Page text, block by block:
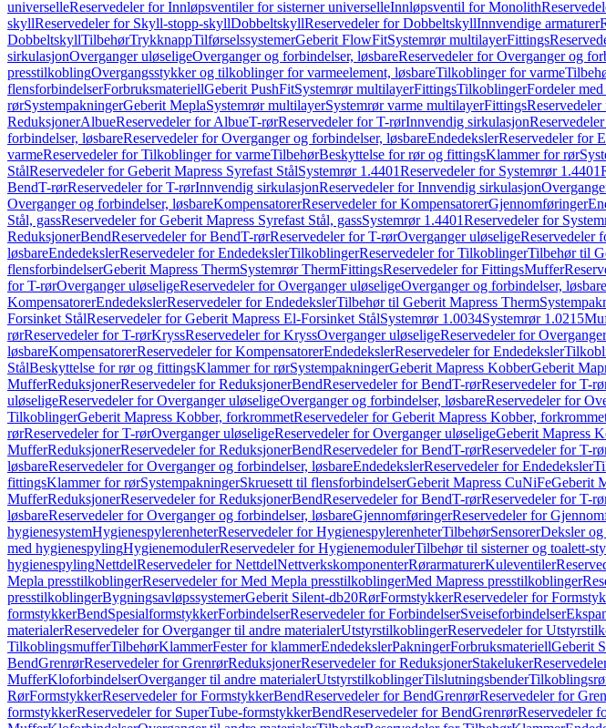
universelleReservedeler for Innløpsventiler for sisterner universelleInnløpsventil for Monolith
skyllReservedeler for Skyll-stopp-skyllDobbeltskyllReservedeler for DobbeltskyllInnvendige armaturer
DobbeltskyllTilbehørTrykknappTilførselssystemerGeberit FlowFitSystemrør multilayerFittings
sirkulasjonOverganger uløseligeOverganger og forbindelser, løsbareReservedeler for Overganger og
presstilkoblingOvergangsstykker og tilkoblinger for varmeelement, løsbareTilkoblinger for varme
flensforbindelserForbruksmateriellGeberit PushFitSystemrør multilayerFittingsTilkoblingerFordeler med
rørSystempakningerGeberit MeplaSystemrør multilayerSystemrør varme multilayerFittings
ReduksjonerAlbueReservedeler for AlbueT-rørReservedeler for T-rørInnvendig sirkulasjon
forbindelser, løsbareReservedeler for Overganger og forbindelser, løsbareEndedekslerReservedeler for
varmeReservedeler for Tilkoblinger for varmeTilbehørBeskyttelse for rør og fittingsKlammer for rør
StålReservedeler for Geberit Mapress Syrefast StålSystemrør 1.4401Reservedeler for Systemrør 1.4401
BendT-rørReservedeler for T-rørInnvendig sirkulasjonReservedeler for Innvendig sirkulasjon
Overganger og forbindelser, løsbareKompensatorerReservedeler for KompensatorerGjennomføringer
Stål, gassReservedeler for Geberit Mapress Syrefast Stål, gassSystemrør 1.4401Reservedeler for
ReduksjonerBendReservedeler for BendT-rørReservedeler for T-rørOverganger uløseligeReservedeler
løsbareEndedekslerReservedeler for EndedekslerTilkoblingerReservedeler for TilkoblingerTilbehør til
flensforbindelserGeberit Mapress ThermSystemrør ThermFittingsReservedeler for FittingsMuffer
for T-rørOverganger uløseligeReservedeler for Overganger uløseligeOverganger og forbindelser, løsbare
KompensatorerEndedekslerReservedeler for EndedekslerTilbehør til Geberit Mapress Therm
Forsinket StålReservedeler for Geberit Mapress El-Forsinket StålSystemrør 1.0034Systemrør 1.0215
rørReservedeler for T-rørKryssReservedeler for KryssOverganger uløseligeReservedeler for
løsbareKompensatorerReservedeler for KompensatorerEndedekslerReservedeler for Endedeksler
StålBeskyttelse for rør og fittingsKlammer for rørSystempakningerGeberit Mapress KobberGeberit
MufferReduksjonerReservedeler for ReduksjonerBendReservedeler for BendT-rørReservedeler for T-
uløseligeReservedeler for Overganger uløseligeOverganger og forbindelser, løsbareReservedeler for
TilkoblingerGeberit Mapress Kobber, forkrommetReservedeler for Geberit Mapress Kobber,
rørReservedeler for T-rørOverganger uløseligeReservedeler for Overganger uløseligeGeberit Mapress
MufferReduksjonerReservedeler for ReduksjonerBendReservedeler for BendT-rørReservedeler for T-
løsbareReservedeler for Overganger og forbindelser, løsbareEndedekslerReservedeler for Endedeksler
fittingsKlammer for rørSystempakningerSkruesett til flensforbindelserGeberit Mapress CuNiFeGeberit
MufferReduksjonerReservedeler for ReduksjonerBendReservedeler for BendT-rørReservedeler for T-
løsbareReservedeler for Overganger og forbindelser, løsbareGjennomføringerReservedeler for
hygienesystemHygienespylerenheterReservedeler for HygienespylerenheterTilbehørSensorerDeksler
med hygienespylingHygienemodulerReservedeler for HygienemodulerTilbehør til sisterner og toalett-
hygienespylingNettdelReservedeler for NettdelNettverkskomponenterRørarmaturerKuleventiler
Mepla presstilkoblingerReservedeler for Med Mepla presstilkoblingerMed Mapress presstilkoblinger
presstilkoblingerBygningsavløpssystemerGeberit Silent-db20RørFormstykkerReservedeler for
formstykkerBendSpesialformstykkerForbindelserReservedeler for ForbindelserSveiseforbindelser
materialerReservedeler for Overganger til andre materialerUtstyrstilkoblingerReservedeler for
TilkoblingsmufferTilbehørKlammerFester for klammerEndedekslerPakningerForbruksmateriellGeberit
BendGrenrørReservedeler for GrenrørReduksjonerReservedeler for ReduksjonerStakeluker
MufferKloforbindelserOverganger til andre materialerUtstyrstilkoblingerTilslutningsbender
RørFormstykkerReservedeler for FormstykkerBendReservedeler for BendGrenrørReservedeler for
formstykkerReservedeler for SuperTube-formstykkerBendReservedeler for BendGrenrørReservedeler